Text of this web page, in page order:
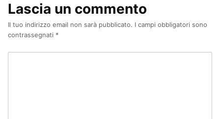
Lascia un commento
Il tuo indirizzo email non sarà pubblicato. I campi obbligatori sono
contrassegnati *